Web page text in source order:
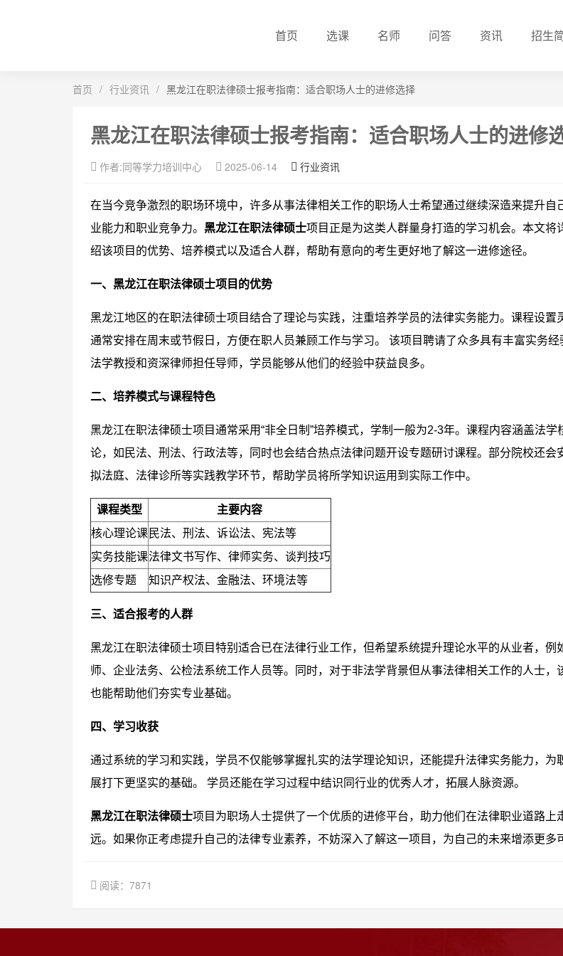
首页 选课 名师 问答 资讯 招生
首页 / 行业资讯 / 黑龙江在职法律硕士报考指南：适合职场人士的进修选择
黑龙江在职法律硕士报考指南：适合职场人士的进修
作者:同等学力培训中心 2025-06-14 行业资讯
在当今竞争激烈的职场环境中，许多从事法律相关工作的职场人士希望通过继续深造来提升自
业能力和职业竞争力。 黑龙江在职法律硕士项目正是为这类人群量身打造的学习机会。本文将
绍该项目的优势、培养模式以及适合人群，帮助有意向的考生更好地了解这一进修途径。
一、黑龙江在职法律硕士项目的优势
黑龙江地区的在职法律硕士项目结合了理论与实践，注重培养学员的法律实务能力。课程设置
通常安排在周末或节假日，方便在职人员兼顾工作与学习。 该项目聘请了众多具有丰富实务经
法学教授和资深律师担任导师，学员能够从他们的经验中获益良多。
二、培养模式与课程特色
黑龙江在职法律硕士项目通常采用“非全日制”培养模式，学制一般为2-3年。课程内容涵盖法学
论，如民法、刑法、行政法等，同时也会结合热点法律问题开设专题研讨课程。部分院校还会
拟法庭、法律诊所等实践教学环节，帮助学员将所学知识运用到实际工作中。
课程类型
主要内容
核心理论课 民法、刑法、诉讼法、宪法等
实务技能课法律文书写作、律师实务、谈判技巧
选修专题
知识产权法、金融法、环境法等
三、适合报考的人群
黑龙江在职法律硕士项目特别适合已在法律行业工作，但希望系统提升理论水平的从业者，例
师、企业法务、公检法系统工作人员等。同时，对于非法学背景但从事法律相关工作的人士，
也能帮助他们夯实专业基础。
四、学习收获
通过系统的学习和实践，学员不仅能够掌握扎实的法学理论知识，还能提升法律实务能力，为
展打下更坚实的基础。 学员还能在学习过程中结识同行业的优秀人才，拓展人脉资源。
黑龙江在职法律硕士项目为职场人士提供了一个优质的进修平台，助力他们在法律职业道路上
远。如果你正考虑提升自己的法律专业素养，不妨深入了解这一项目，为自己的未来增添更多
阅读：7871